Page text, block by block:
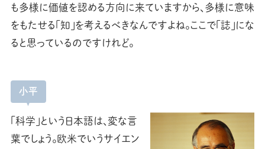
も多様に価値を認める方向に来ていますから、多様に意味
をもたせる「知」を考えるべきなんですよね。ここで「誌」にな
ると思っているのですけれど。
小平
「科学」という日本語は、変な言
葉でしょう。欧米でいうサイエン